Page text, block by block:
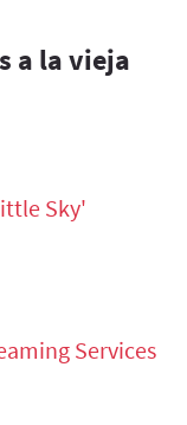
a la vieja
Sky'
Services